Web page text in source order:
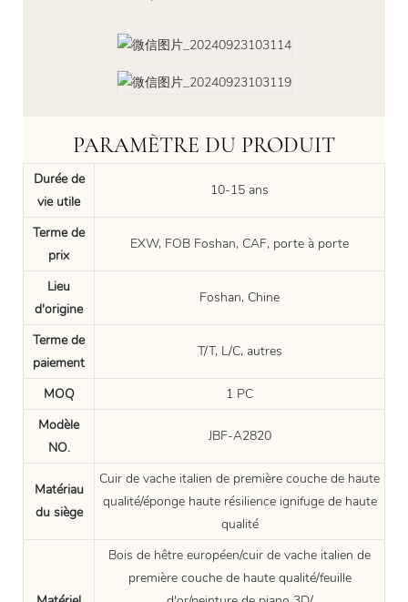
PARAMÈTRE DU PRODUIT
Durée de
vie utile
10-15 ans
Terme de
prix
EXW, FOB Foshan, CAF, porte à porte
Lieu
d'origine
Foshan, Chine
Terme de
paiement
T/T, L/C, autres
MOQ
1 PC
Modèle
NO.
JBF-A2820
Matériau
du siège
Cuir de vache italien de première couche de haute
qualité/éponge haute résilience ignifuge de haute
qualité
Bois de hêtre européen/cuir de vache italien de
première couche de haute qualité/feuille